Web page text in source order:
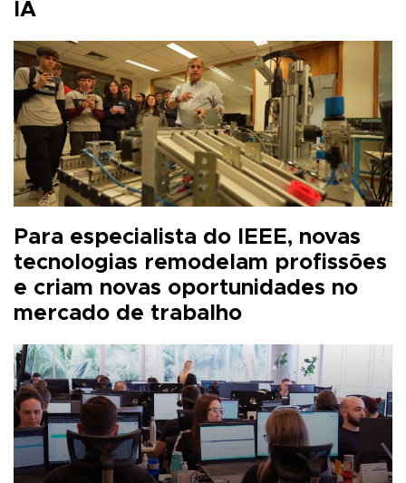
IA
Para especialista do IEEE, novas
tecnologias remodelam profissões
e criam novas oportunidades no
mercado de trabalho